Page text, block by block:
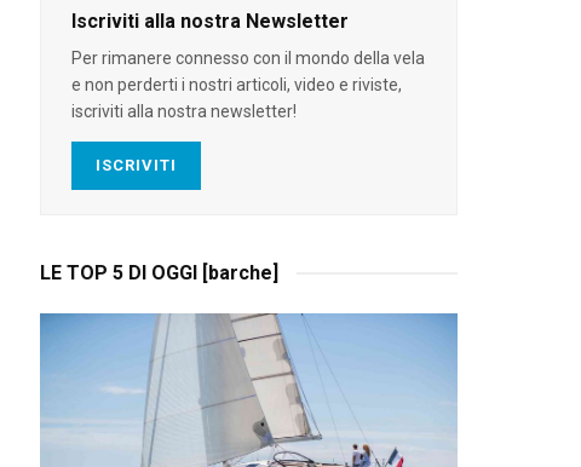
Iscriviti alla nostra Newsletter
Per rimanere connesso con il mondo della vela
e non perderti i nostri articoli, video e riviste,
iscriviti alla nostra newsletter!
ISCRIVITI
LE TOP 5 DI OGGI [barche]